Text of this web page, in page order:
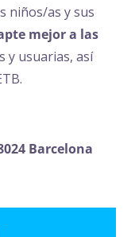
niños/as y sus
mejor a las
y usuarias, así
Barcelona